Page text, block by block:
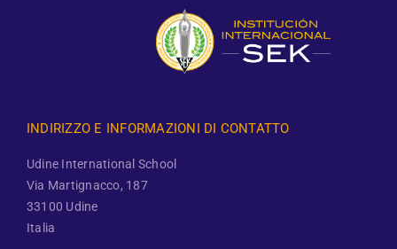
INDIRIZZO E INFORMAZIONI DI CONTATTO
Udine International School
Via Martignacco, 187
33100 Udine
Italia